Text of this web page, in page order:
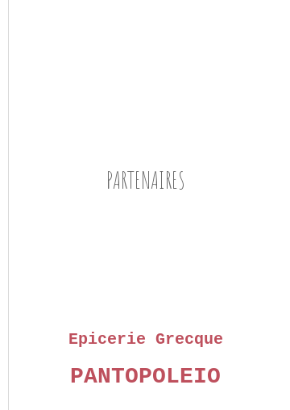
PARTENAIRES
Epicerie Grecque
PANTOPOLEIO